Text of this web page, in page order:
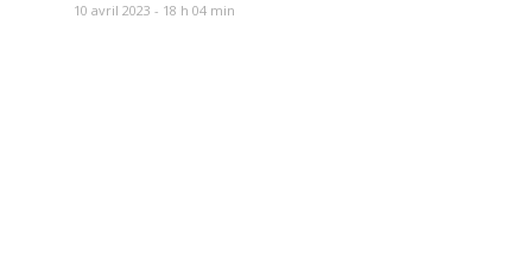
10 avril 2023 - 18 h 04 min